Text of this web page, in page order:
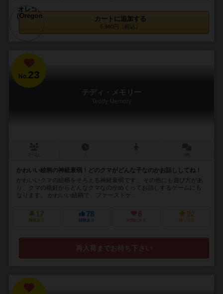
カートに追加する
5,940円（税込）
No.23
テディ・メモリー
Teddy Memory
かわいい絵柄の神経衰弱！どのクマがどんな子なのかお話ししてね！
かわいいクマの絵柄をそろえる神経衰弱です。 その他にも遊び方があ
り、クマの格好からどんなクマなのかめくってお話しするゲームにも
なります。 かわいい絵柄で、ファーストゲ...
17
興味あり
78
経験あり
8
お気に入り
92
持ってる
再入荷までお待ち下さい